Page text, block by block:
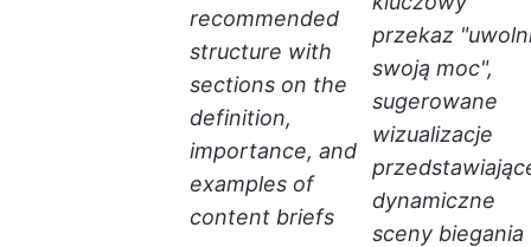
recommended
structure with
sections on the
definition,
importance, and
examples of
content briefs
przekaz
swoją moc",
sugerowane
wizualizacje
dynamiczne
sceny biegania